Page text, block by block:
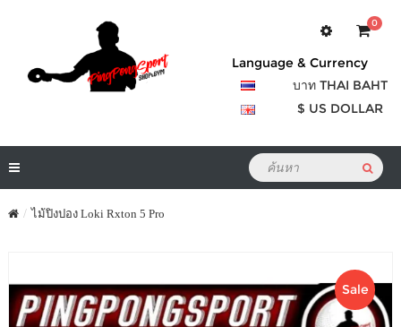
0
Language & Currency
บาท THAI BAHT
$ US DOLLAR
ไม้ปิงปอง Loki Rxton 5 Pro
Sale